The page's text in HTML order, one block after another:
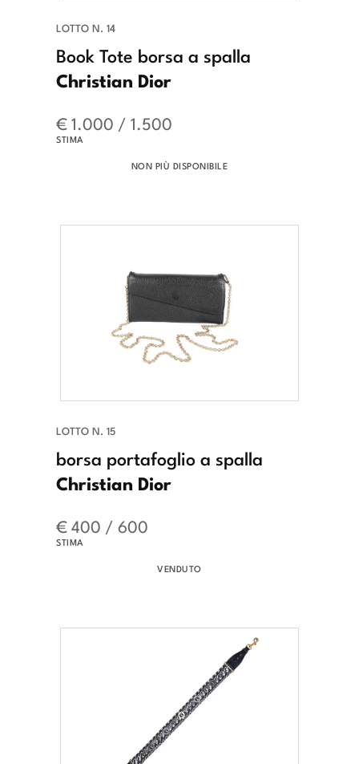
LOTTO N. 14
Christian Dior
Book Tote borsa a spalla
€ 1.000 / 1.500
STIMA
NON PIÙ DISPONIBILE
LOTTO N. 15
Christian Dior
borsa portafoglio a spalla
€ 400 / 600
STIMA
VENDUTO